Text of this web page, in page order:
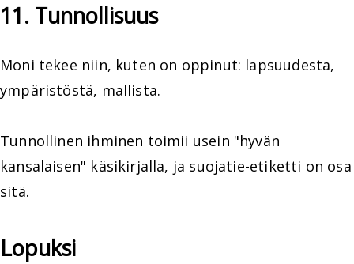
11. Tunnollisuus
Moni tekee niin, kuten on oppinut: lapsuudesta,
ympäristöstä, mallista.
Tunnollinen ihminen toimii usein "hyvän
kansalaisen" käsikirjalla, ja suojatie-etiketti on osa
sitä.
Lopuksi